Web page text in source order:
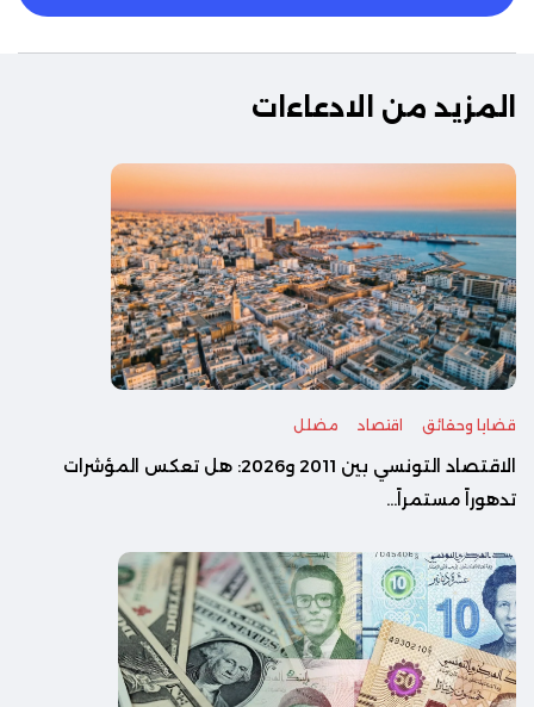
المزيد من الادعاءات
قضايا وحقائق اقتصاد مضلل
الاقتصاد التونسي بين 2011 و2026: هل تعكس المؤشرات
تدهوراً مستمراً...